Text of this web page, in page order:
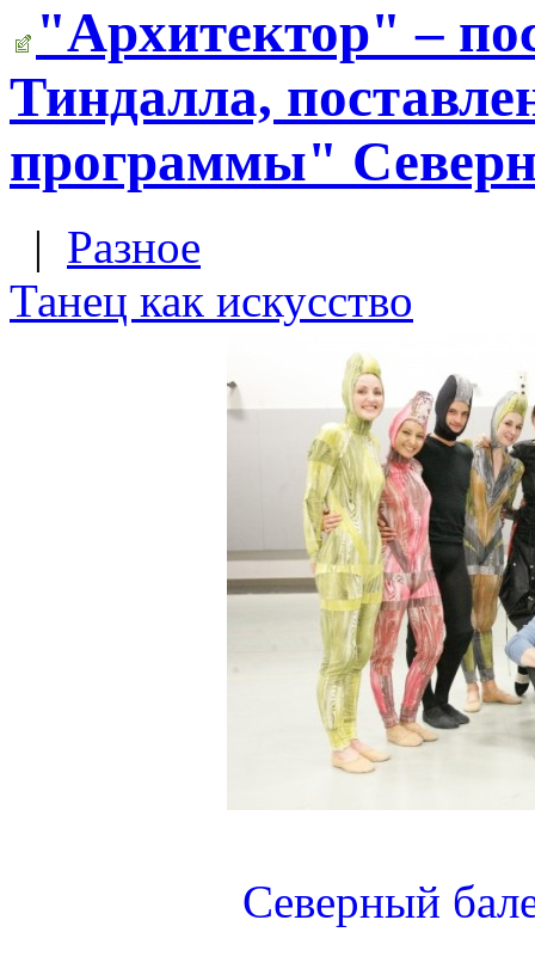
"Архитектор" –
Тиндалла,
программы"
| Разное
Танец как искусство
Северный